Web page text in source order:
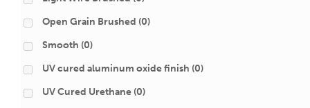
Open Grain Brushed (0)
Smooth (0)
UV cured aluminum oxide finish (0)
UV Cured Urethane (0)